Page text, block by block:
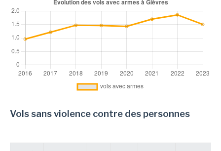
Vols sans violence contre des personnes